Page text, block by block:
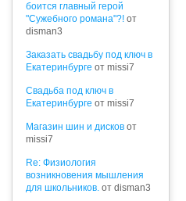
боится главный герой
"Сужебного романа"?! от
disman3
Заказать свадьбу под ключ в
Екатеринбурге от missi7
Cвадьба под ключ в
Екатеринбурге от missi7
Магазин шин и дисков от
missi7
Re: Физиология
возникновения мышления
для школьников. от disman3